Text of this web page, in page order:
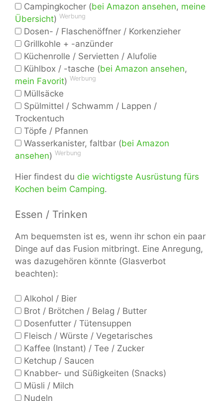
Campingkocher (bei Amazon ansehen, meine
Übersicht) Werbung
Dosen- / Flaschenöffner / Korkenzieher
Grillkohle + -anzünder
Küchenrolle / Servietten / Alufolie
Kühlbox / -tasche (bei Amazon ansehen,
mein Favorit) Werbung
Müllsäcke
Spülmittel / Schwamm / Lappen /
Trockentuch
Töpfe / Pfannen
Wasserkanister, faltbar (bei Amazon
ansehen) Werbung
Hier findest du die wichtigste Ausrüstung fürs
Kochen beim Camping.
Essen / Trinken
Am bequemsten ist es, wenn ihr schon ein paar
Dinge auf das Fusion mitbringt. Eine Anregung,
was dazugehören könnte (Glasverbot
beachten):
Alkohol / Bier
Brot / Brötchen / Belag / Butter
Dosenfutter / Tütensuppen
Fleisch / Würste / Vegetarisches
Kaffee (Instant) / Tee / Zucker
Ketchup / Saucen
Knabber- und Süßigkeiten (Snacks)
Müsli / Milch
Nudeln